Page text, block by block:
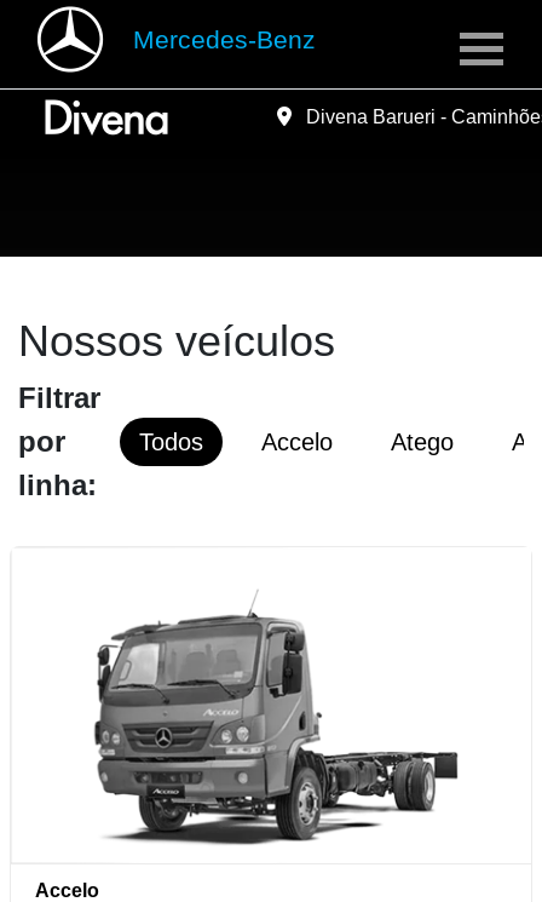
Mercedes-Benz
Divena Barueri -
Nossos veículos
Filtrar
por
linha:
Todos Accelo Atego
Accelo
Mercedes-Benz
Divena Barueri -